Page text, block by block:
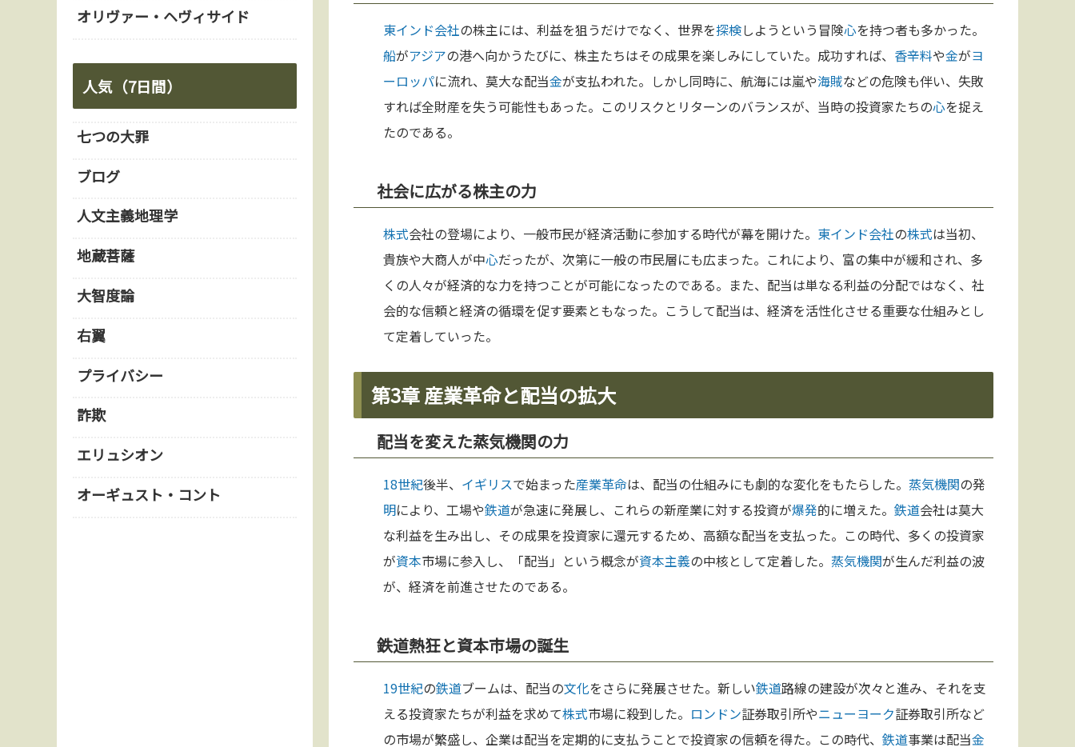
東インド会社の株主には、利益を狙うだけでなく、世界を探検しようという冒険心を持つ者も多かった。
船がアジアの港へ向かうたびに、株主たちはその成果を楽しみにしていた。成功すれば、 香辛料や金がヨ
ーロッパに流れ、莫大な配当金が支払われた。しかし同時に、航海には嵐や海賊などの危険も伴い、失敗
すれば全財産を失う可能性もあった。このリスクとリターンのバランスが、当時の投資家たちの心を捉え
たのである。
社会に広がる株主の力
株式会社の登場により、一般市民が経済活動に参加する時代が幕を開けた。 東インド会社の株式は当初、
貴族や大商人が中心だったが、次第に一般の市民層にも広まった。これにより、富の集中が緩和され、多
くの人々が経済的な力を持つことが可能になったのである。また、配当は単なる利益の分配ではなく、社
会的な信頼と経済の循環を促す要素ともなった。こうして配当は、経済を活性化させる重要な仕組みとし
て定着していった。
第3章 産業革命と配当の拡大
配当を変えた蒸気機関の力
18世紀後半、 イギリスで始まった産業革命は、配当の仕組みにも劇的な変化をもたらした。 蒸気機関の発
明により、工場や鉄道が急速に発展し、これらの新産業に対する投資が爆発的に増えた。 鉄道会社は莫大
な利益を生み出し、その成果を投資家に還元するため、高額な配当を支払った。この時代、多くの投資家
が資本市場に参入し、「配当」という概念が資本主義の中核として定着した。 蒸気機関が生んだ利益の波
が、経済を前進させたのである。
鉄道熱狂と資本市場の誕生
19世紀の鉄道ブームは、配当の文化をさらに発展させた。新しい鉄道路線の建設が次々と進み、それを支
える投資家たちが利益を求めて株式市場に殺到した。 ロンドン証券取引所やニューヨーク証券取引所など
の市場が繁盛し、企業は配当を定期的に支払うことで投資家の信頼を得た。この時代、 鉄道事業は配当金
オリヴァー・ヘヴィサイド
人気（7日間）
七つの大罪
ブログ
人文主義地理学
地蔵菩薩
大智度論
右翼
プライバシー
詐欺
エリュシオン
オーギュスト・コント